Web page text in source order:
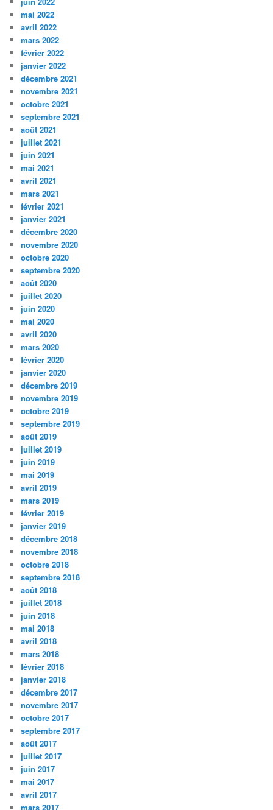
mai 2022
avril 2022
mars 2022
février 2022
janvier 2022
décembre 2021
novembre 2021
octobre 2021
septembre 2021
août 2021
juillet 2021
juin 2021
mai 2021
avril 2021
mars 2021
février 2021
janvier 2021
décembre 2020
novembre 2020
octobre 2020
septembre 2020
août 2020
juillet 2020
juin 2020
mai 2020
avril 2020
mars 2020
février 2020
janvier 2020
décembre 2019
novembre 2019
octobre 2019
septembre 2019
août 2019
juillet 2019
juin 2019
mai 2019
avril 2019
mars 2019
février 2019
janvier 2019
décembre 2018
novembre 2018
octobre 2018
septembre 2018
août 2018
juillet 2018
juin 2018
mai 2018
avril 2018
mars 2018
février 2018
janvier 2018
décembre 2017
novembre 2017
octobre 2017
septembre 2017
août 2017
juillet 2017
juin 2017
mai 2017
avril 2017
mars 2017